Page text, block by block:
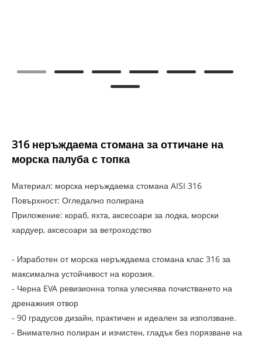
316 неръждаема стомана за оттичане на
морска палуба с топка
Материал: морска неръждаема стомана AISI 316
Повърхност: Огледално полирана
Приложение: кораб, яхта, аксесоари за лодка, морски
хардуер, аксесоари за ветроходство
- Изработен от морска неръждаема стомана клас 316 за
максимална устойчивост на корозия.
- Черна EVA ревизионна топка улеснява почистването на
дренажния отвор
- 90 градусов дизайн, практичен и идеален за използване.
- Внимателно полиран и изчистен, гладък без порязване на